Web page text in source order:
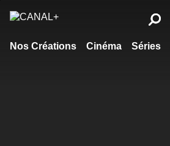
Nos Créations Cinéma Séries